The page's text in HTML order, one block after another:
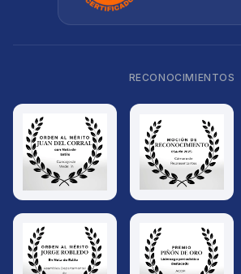
RECONOCIMIENTOS